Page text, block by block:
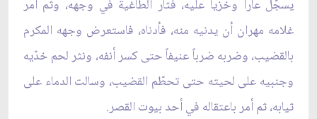
يسجّل عاراً وخزياً عليه، فثار الطاغية في وجهه، وثم أمر
غلامه مهران أن يدنيه منه، فأدناه، فاستعرض وجهه المكرم
بالقضيب، وضربه ضرباً عنيفاً حتى كسر أنفه، ونثر لحم خدّيه
وجنبيه على لحيته حتى تحطّم القضيب، وسالت الدماء على
ثيابه، ثم أمر باعتقاله في أحد بيوت القصر.